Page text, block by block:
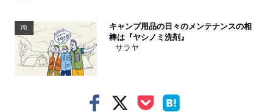
PR
キャンプ用品の日々のメンテナンスの相
棒は『ヤシノミ洗剤』
サラヤ